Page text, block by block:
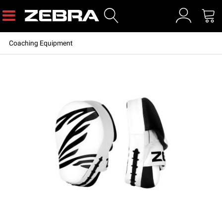
Coaching Equipment